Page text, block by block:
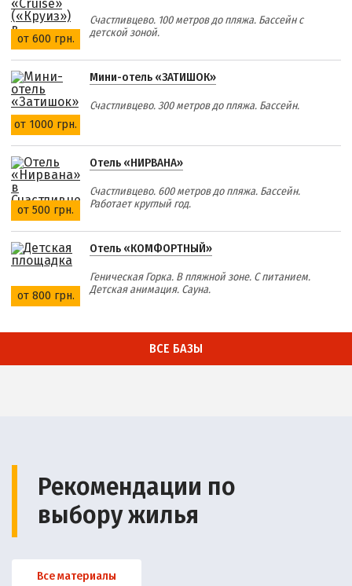
от 600 грн.
Счастливцево. 100 метров до пляжа. Бассейн с
детской зоной.
от 1000 грн.
Мини-отель «ЗАТИШОК»
Счастливцево. 300 метров до пляжа. Бассейн.
от 500 грн.
Отель «НИРВАНА»
Счастливцево. 600 метров до пляжа. Бассейн.
Работает круглый год.
от 800 грн.
Отель «КОМФОРТНЫЙ»
Геническая Горка. В пляжной зоне. С питанием.
Детская анимация. Сауна.
ВСЕ БАЗЫ
Рекомендации по
выбору жилья
Все материалы